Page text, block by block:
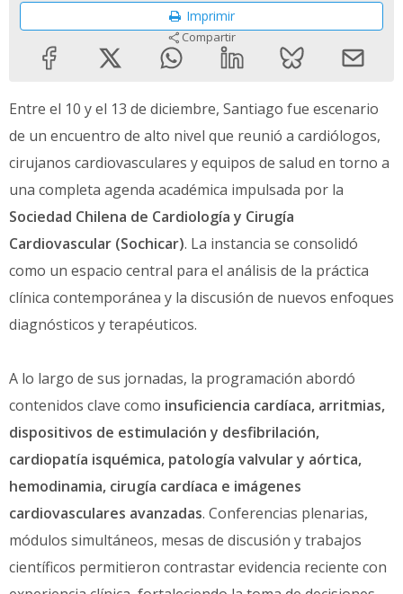
Imprimir
Compartir
Entre el 10 y el 13 de diciembre, Santiago fue escenario
de un encuentro de alto nivel que reunió a cardiólogos,
cirujanos cardiovasculares y equipos de salud en torno a
una completa agenda académica impulsada por la
Sociedad Chilena de Cardiología y Cirugía
Cardiovascular (Sochicar). La instancia se consolidó
como un espacio central para el análisis de la práctica
clínica contemporánea y la discusión de nuevos enfoques
diagnósticos y terapéuticos.
A lo largo de sus jornadas, la programación abordó
contenidos clave como insuficiencia cardíaca, arritmias,
dispositivos de estimulación y desfibrilación,
cardiopatía isquémica, patología valvular y aórtica,
hemodinamia, cirugía cardíaca e imágenes
cardiovasculares avanzadas. Conferencias plenarias,
módulos simultáneos, mesas de discusión y trabajos
científicos permitieron contrastar evidencia reciente con